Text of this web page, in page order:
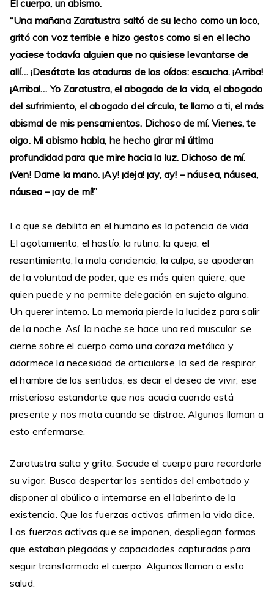
El cuerpo, un abismo.
“Una mañana Zaratustra saltó de su lecho como un loco,
gritó con voz terrible e hizo gestos como si en el lecho
yaciese todavía alguien que no quisiese levantarse de
allí… ¡Desátate las ataduras de los oídos: escucha. ¡Arriba!
¡Arriba!… Yo Zaratustra, el abogado de la vida, el abogado
del sufrimiento, el abogado del círculo, te llamo a ti, el más
abismal de mis pensamientos. Dichoso de mí. Vienes, te
oigo. Mi abismo habla, he hecho girar mi última
profundidad para que mire hacia la luz. Dichoso de mí.
¡Ven! Dame la mano. ¡Ay! ¡deja! ¡ay, ay! – náusea, náusea,
náusea – ¡ay de mí!”
Lo que se debilita en el humano es la potencia de vida.
El agotamiento, el hastío, la rutina, la queja, el
resentimiento, la mala conciencia, la culpa, se apoderan
de la voluntad de poder, que es más quien quiere, que
quien puede y no permite delegación en sujeto alguno.
Un querer interno. La memoria pierde la lucidez para salir
de la noche. Así, la noche se hace una red muscular, se
cierne sobre el cuerpo como una coraza metálica y
adormece la necesidad de articularse, la sed de respirar,
el hambre de los sentidos, es decir el deseo de vivir, ese
misterioso estandarte que nos acucia cuando está
presente y nos mata cuando se distrae. Algunos llaman a
esto enfermarse.
Zaratustra salta y grita. Sacude el cuerpo para recordarle
su vigor. Busca despertar los sentidos del embotado y
disponer al abúlico a internarse en el laberinto de la
existencia. Que las fuerzas activas afirmen la vida dice.
Las fuerzas activas que se imponen, despliegan formas
que estaban plegadas y capacidades capturadas para
seguir transformado el cuerpo. Algunos llaman a esto
salud.